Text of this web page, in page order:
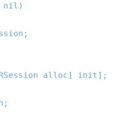
nil )
alloc] init];